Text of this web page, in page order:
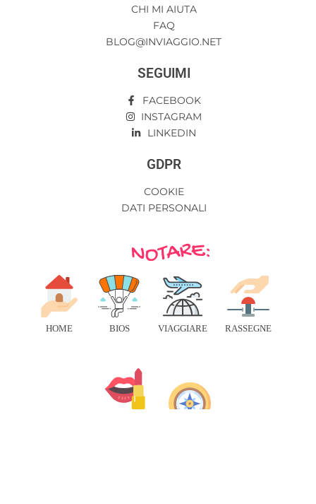
CHI MI AIUTA
FAQ
BLOG@INVIAGGIO.NET
SEGUIMI
FACEBOOK
INSTAGRAM
LINKEDIN
GDPR
COOKIE
DATI PERSONALI
HOME BIOS VIAGGIARE RASSEGNE